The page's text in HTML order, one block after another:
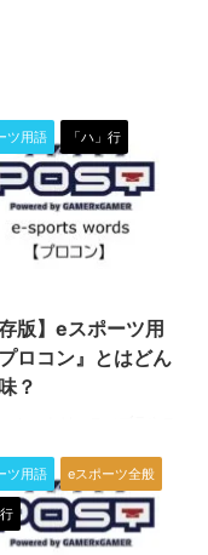
ツ用語 「ハ」行
存版】eスポーツ用
ロコン』とはどん
？
アクションゲーム関連
る機会の多い専門用語の
です。 「プロコンって
という方はぜひ、この機会
ツ用語 eスポーツ全般